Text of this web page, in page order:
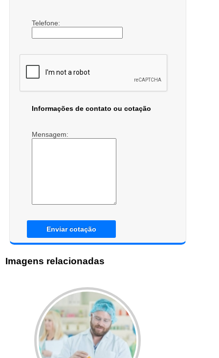
Telefone:
Informações de contato ou cotação
Mensagem:
Enviar cotação
Imagens relacionadas